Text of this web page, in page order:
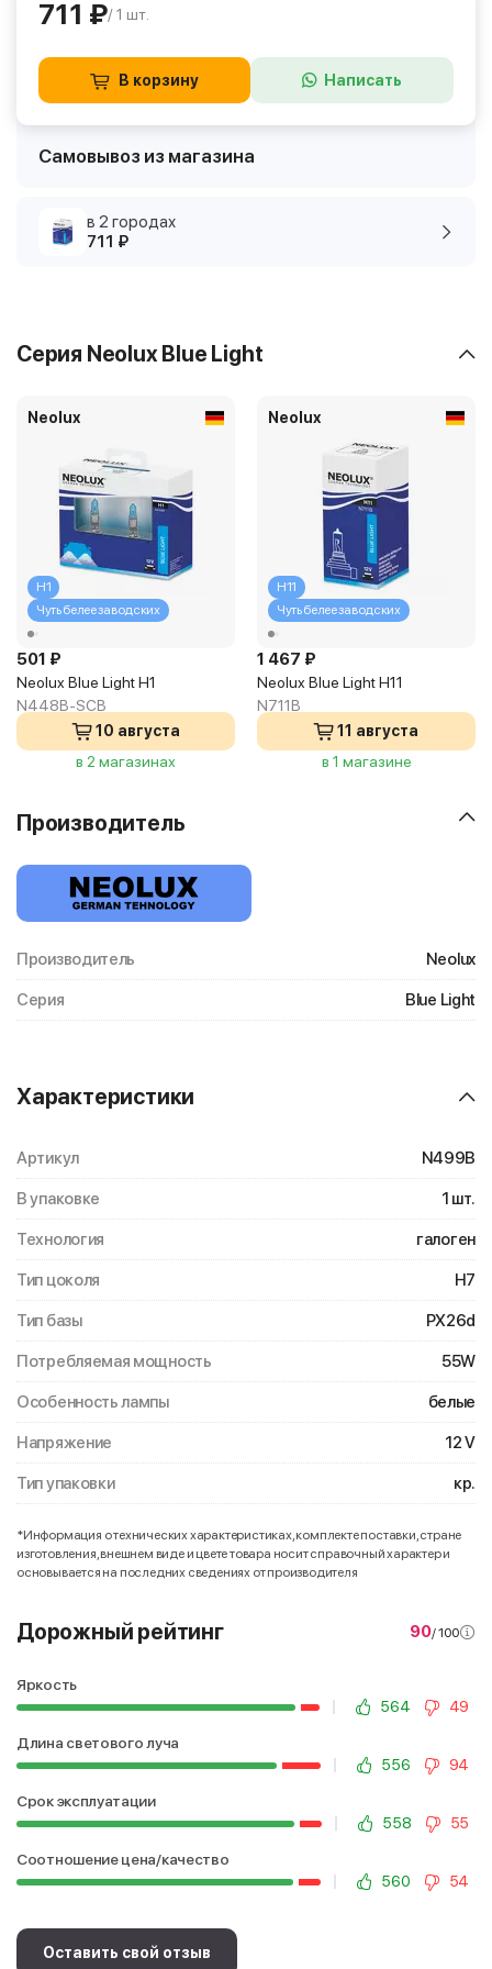
711 ₽/ 1 шт.
В корзину Написать
Самовывоз из магазина
в 2 городах
711 ₽
Серия Neolux Blue Light
Neolux
H1
Чуть белее заводских
501 ₽
Neolux Blue Light H1
N448B-SCB
10 августа
в 2 магазинах
Neolux
H11
Чуть белее заводских
1 467 ₽
Neolux Blue Light H11
N711B
11 августа
в 1 магазине
Производитель
Производитель Neolux
Серия Blue Light
Характеристики
Артикул N499B
В упаковке 1 шт.
Технология галоген
Тип цоколя H7
Тип базы PX26d
Потребляемая мощность 55W
Особенность лампы белые
Напряжение 12 V
Тип упаковки кр.
*Информация о технических характеристиках, комплекте поставки, стране
изготовления, внешнем виде и цвете товара носит справочный характер и
основывается на последних сведениях от производителя
Дорожный рейтинг 90/ 100
Яркость
564
49
Длина светового луча
556
94
Срок эксплуатации
558
55
Соотношение цена/качество
560
54
Оставить свой отзыв